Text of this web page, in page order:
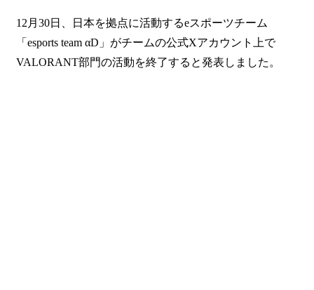
12月30日、日本を拠点に活動するeスポーツチーム
「esports team αD」がチームの公式Xアカウント上で
VALORANT部門の活動を終了すると発表しました。